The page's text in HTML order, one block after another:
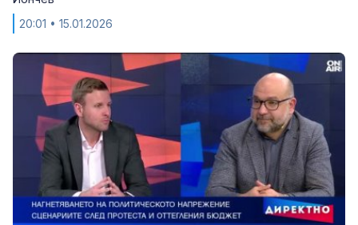
20:01 • 15.01.2026